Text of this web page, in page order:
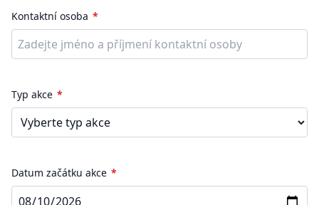
Kontaktní osoba
Typ akce
Datum začátku akce